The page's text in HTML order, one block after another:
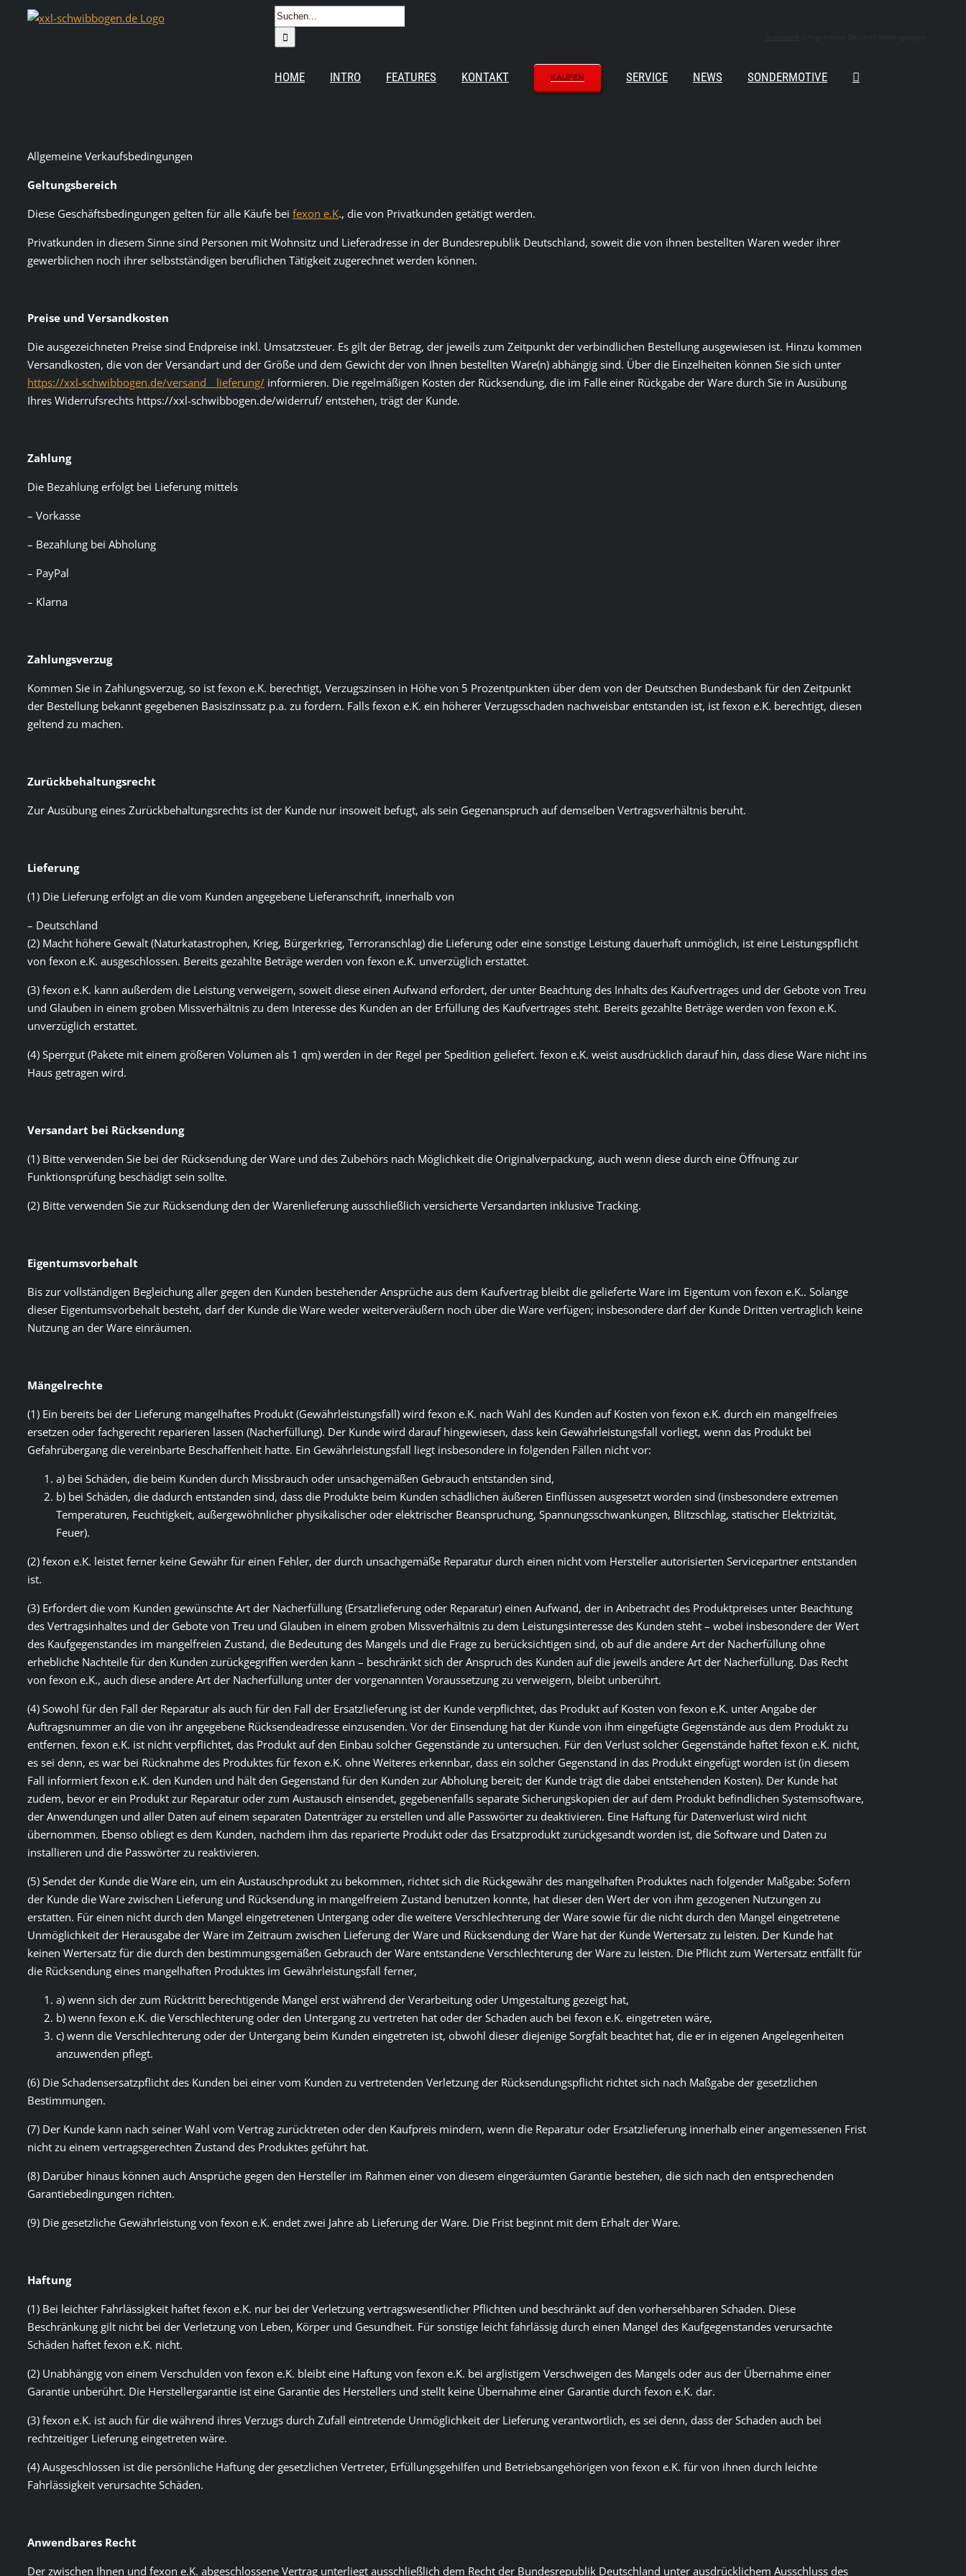
Zum
Suche
nach:
HOME INTRO FEATURES KONTAKT KAUFEN SERVICE NEWS SONDERMOTIVE
Allgemeine Verkaufsbedingungen
Geltungsbereich
Diese Geschäftsbedingungen gelten für alle Käufe bei fexon e.K., die von Privatkunden getätigt werden.
Privatkunden in diesem Sinne sind Personen mit Wohnsitz und Lieferadresse in der Bundesrepublik Deutschland, soweit die von ihnen bestellten Waren weder ihrer
gewerblichen noch ihrer selbstständigen beruflichen Tätigkeit zugerechnet werden können.
Preise und Versandkosten
Die ausgezeichneten Preise sind Endpreise inkl. Umsatzsteuer. Es gilt der Betrag, der jeweils zum Zeitpunkt der verbindlichen Bestellung ausgewiesen ist. Hinzu kommen
Versandkosten, die von der Versandart und der Größe und dem Gewicht der von Ihnen bestellten Ware(n) abhängig sind. Über die Einzelheiten können Sie sich unter
https://xxl-schwibbogen.de/versand__lieferung/ informieren. Die regelmäßigen Kosten der Rücksendung, die im Falle einer Rückgabe der Ware durch Sie in Ausübung
Ihres Widerrufsrechts https://xxl-schwibbogen.de/widerruf/ entstehen, trägt der Kunde.
Zahlung
Die Bezahlung erfolgt bei Lieferung mittels
– Vorkasse
– Bezahlung bei Abholung
– PayPal
– Klarna
Zahlungsverzug
Kommen Sie in Zahlungsverzug, so ist fexon e.K. berechtigt, Verzugszinsen in Höhe von 5 Prozentpunkten über dem von der Deutschen Bundesbank für den Zeitpunkt
der Bestellung bekannt gegebenen Basiszinssatz p.a. zu fordern. Falls fexon e.K. ein höherer Verzugsschaden nachweisbar entstanden ist, ist fexon e.K. berechtigt, diesen
geltend zu machen.
Zurückbehaltungsrecht
Zur Ausübung eines Zurückbehaltungsrechts ist der Kunde nur insoweit befugt, als sein Gegenanspruch auf demselben Vertragsverhältnis beruht.
Lieferung
(1) Die Lieferung erfolgt an die vom Kunden angegebene Lieferanschrift, innerhalb von
– Deutschland
(2) Macht höhere Gewalt (Naturkatastrophen, Krieg, Bürgerkrieg, Terroranschlag) die Lieferung oder eine sonstige Leistung dauerhaft unmöglich, ist eine Leistungspflicht
von fexon e.K. ausgeschlossen. Bereits gezahlte Beträge werden von fexon e.K. unverzüglich erstattet.
(3) fexon e.K. kann außerdem die Leistung verweigern, soweit diese einen Aufwand erfordert, der unter Beachtung des Inhalts des Kaufvertrages und der Gebote von Treu
und Glauben in einem groben Missverhältnis zu dem Interesse des Kunden an der Erfüllung des Kaufvertrages steht. Bereits gezahlte Beträge werden von fexon e.K.
unverzüglich erstattet.
(4) Sperrgut (Pakete mit einem größeren Volumen als 1 qm) werden in der Regel per Spedition geliefert. fexon e.K. weist ausdrücklich darauf hin, dass diese Ware nicht ins
Haus getragen wird.
Versandart bei Rücksendung
(1) Bitte verwenden Sie bei der Rücksendung der Ware und des Zubehörs nach Möglichkeit die Originalverpackung, auch wenn diese durch eine Öffnung zur
Funktionsprüfung beschädigt sein sollte.
(2) Bitte verwenden Sie zur Rücksendung den der Warenlieferung ausschließlich versicherte Versandarten inklusive Tracking.
Eigentumsvorbehalt
Bis zur vollständigen Begleichung aller gegen den Kunden bestehender Ansprüche aus dem Kaufvertrag bleibt die gelieferte Ware im Eigentum von fexon e.K.. Solange
dieser Eigentumsvorbehalt besteht, darf der Kunde die Ware weder weiterveräußern noch über die Ware verfügen; insbesondere darf der Kunde Dritten vertraglich keine
Nutzung an der Ware einräumen.
Mängelrechte
(1) Ein bereits bei der Lieferung mangelhaftes Produkt (Gewährleistungsfall) wird fexon e.K. nach Wahl des Kunden auf Kosten von fexon e.K. durch ein mangelfreies
ersetzen oder fachgerecht reparieren lassen (Nacherfüllung). Der Kunde wird darauf hingewiesen, dass kein Gewährleistungsfall vorliegt, wenn das Produkt bei
Gefahrübergang die vereinbarte Beschaffenheit hatte. Ein Gewährleistungsfall liegt insbesondere in folgenden Fällen nicht vor:
a) bei Schäden, die beim Kunden durch Missbrauch oder unsachgemäßen Gebrauch entstanden sind,
b) bei Schäden, die dadurch entstanden sind, dass die Produkte beim Kunden schädlichen äußeren Einflüssen ausgesetzt worden sind (insbesondere extremen
Temperaturen, Feuchtigkeit, außergewöhnlicher physikalischer oder elektrischer Beanspruchung, Spannungsschwankungen, Blitzschlag, statischer Elektrizität,
Feuer).
(2) fexon e.K. leistet ferner keine Gewähr für einen Fehler, der durch unsachgemäße Reparatur durch einen nicht vom Hersteller autorisierten Servicepartner entstanden
ist.
(3) Erfordert die vom Kunden gewünschte Art der Nacherfüllung (Ersatzlieferung oder Reparatur) einen Aufwand, der in Anbetracht des Produktpreises unter Beachtung
des Vertragsinhaltes und der Gebote von Treu und Glauben in einem groben Missverhältnis zu dem Leistungsinteresse des Kunden steht – wobei insbesondere der Wert
des Kaufgegenstandes im mangelfreien Zustand, die Bedeutung des Mangels und die Frage zu berücksichtigen sind, ob auf die andere Art der Nacherfüllung ohne
erhebliche Nachteile für den Kunden zurückgegriffen werden kann – beschränkt sich der Anspruch des Kunden auf die jeweils andere Art der Nacherfüllung. Das Recht
von fexon e.K., auch diese andere Art der Nacherfüllung unter der vorgenannten Voraussetzung zu verweigern, bleibt unberührt.
(4) Sowohl für den Fall der Reparatur als auch für den Fall der Ersatzlieferung ist der Kunde verpflichtet, das Produkt auf Kosten von fexon e.K. unter Angabe der
Auftragsnummer an die von ihr angegebene Rücksendeadresse einzusenden. Vor der Einsendung hat der Kunde von ihm eingefügte Gegenstände aus dem Produkt zu
entfernen. fexon e.K. ist nicht verpflichtet, das Produkt auf den Einbau solcher Gegenstände zu untersuchen. Für den Verlust solcher Gegenstände haftet fexon e.K. nicht,
es sei denn, es war bei Rücknahme des Produktes für fexon e.K. ohne Weiteres erkennbar, dass ein solcher Gegenstand in das Produkt eingefügt worden ist (in diesem
Fall informiert fexon e.K. den Kunden und hält den Gegenstand für den Kunden zur Abholung bereit; der Kunde trägt die dabei entstehenden Kosten). Der Kunde hat
zudem, bevor er ein Produkt zur Reparatur oder zum Austausch einsendet, gegebenenfalls separate Sicherungskopien der auf dem Produkt befindlichen Systemsoftware,
der Anwendungen und aller Daten auf einem separaten Datenträger zu erstellen und alle Passwörter zu deaktivieren. Eine Haftung für Datenverlust wird nicht
übernommen. Ebenso obliegt es dem Kunden, nachdem ihm das reparierte Produkt oder das Ersatzprodukt zurückgesandt worden ist, die Software und Daten zu
installieren und die Passwörter zu reaktivieren.
(5) Sendet der Kunde die Ware ein, um ein Austauschprodukt zu bekommen, richtet sich die Rückgewähr des mangelhaften Produktes nach folgender Maßgabe: Sofern
der Kunde die Ware zwischen Lieferung und Rücksendung in mangelfreiem Zustand benutzen konnte, hat dieser den Wert der von ihm gezogenen Nutzungen zu
erstatten. Für einen nicht durch den Mangel eingetretenen Untergang oder die weitere Verschlechterung der Ware sowie für die nicht durch den Mangel eingetretene
Unmöglichkeit der Herausgabe der Ware im Zeitraum zwischen Lieferung der Ware und Rücksendung der Ware hat der Kunde Wertersatz zu leisten. Der Kunde hat
keinen Wertersatz für die durch den bestimmungsgemäßen Gebrauch der Ware entstandene Verschlechterung der Ware zu leisten. Die Pflicht zum Wertersatz entfällt für
die Rücksendung eines mangelhaften Produktes im Gewährleistungsfall ferner,
a) wenn sich der zum Rücktritt berechtigende Mangel erst während der Verarbeitung oder Umgestaltung gezeigt hat,
b) wenn fexon e.K. die Verschlechterung oder den Untergang zu vertreten hat oder der Schaden auch bei fexon e.K. eingetreten wäre,
c) wenn die Verschlechterung oder der Untergang beim Kunden eingetreten ist, obwohl dieser diejenige Sorgfalt beachtet hat, die er in eigenen Angelegenheiten
anzuwenden pflegt.
(6) Die Schadensersatzpflicht des Kunden bei einer vom Kunden zu vertretenden Verletzung der Rücksendungspflicht richtet sich nach Maßgabe der gesetzlichen
Bestimmungen.
(7) Der Kunde kann nach seiner Wahl vom Vertrag zurücktreten oder den Kaufpreis mindern, wenn die Reparatur oder Ersatzlieferung innerhalb einer angemessenen Frist
nicht zu einem vertragsgerechten Zustand des Produktes geführt hat.
(8) Darüber hinaus können auch Ansprüche gegen den Hersteller im Rahmen einer von diesem eingeräumten Garantie bestehen, die sich nach den entsprechenden
Garantiebedingungen richten.
(9) Die gesetzliche Gewährleistung von fexon e.K. endet zwei Jahre ab Lieferung der Ware. Die Frist beginnt mit dem Erhalt der Ware.
Haftung
(1) Bei leichter Fahrlässigkeit haftet fexon e.K. nur bei der Verletzung vertragswesentlicher Pflichten und beschränkt auf den vorhersehbaren Schaden. Diese
Beschränkung gilt nicht bei der Verletzung von Leben, Körper und Gesundheit. Für sonstige leicht fahrlässig durch einen Mangel des Kaufgegenstandes verursachte
Schäden haftet fexon e.K. nicht.
(2) Unabhängig von einem Verschulden von fexon e.K. bleibt eine Haftung von fexon e.K. bei arglistigem Verschweigen des Mangels oder aus der Übernahme einer
Garantie unberührt. Die Herstellergarantie ist eine Garantie des Herstellers und stellt keine Übernahme einer Garantie durch fexon e.K. dar.
(3) fexon e.K. ist auch für die während ihres Verzugs durch Zufall eintretende Unmöglichkeit der Lieferung verantwortlich, es sei denn, dass der Schaden auch bei
rechtzeitiger Lieferung eingetreten wäre.
(4) Ausgeschlossen ist die persönliche Haftung der gesetzlichen Vertreter, Erfüllungsgehilfen und Betriebsangehörigen von fexon e.K. für von ihnen durch leichte
Fahrlässigkeit verursachte Schäden.
Anwendbares Recht
Der zwischen Ihnen und fexon e.K. abgeschlossene Vertrag unterliegt ausschließlich dem Recht der Bundesrepublik Deutschland unter ausdrücklichem Ausschluss des